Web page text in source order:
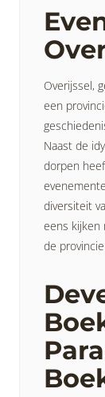
Overijssel,
een
Naast de
dorpen
diversiteit
eens kijken
de